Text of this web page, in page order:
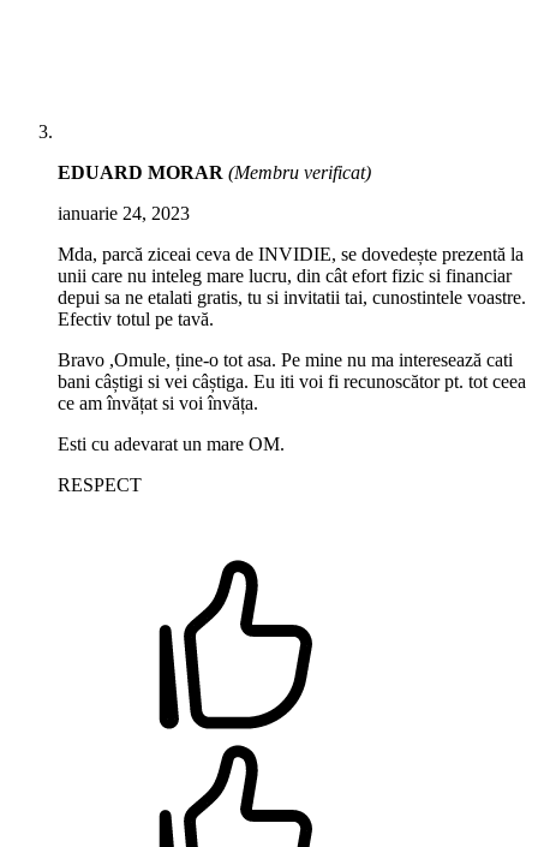
EDUARD MORAR (Membru verificat)
ianuarie 24, 2023
Mda, parcă ziceai ceva de INVIDIE, se dovedește prezentă la
unii care nu inteleg mare lucru, din cât efort fizic si financiar
depui sa ne etalati gratis, tu si invitatii tai, cunostintele voastre.
Efectiv totul pe tavă.
Bravo ,Omule, ține-o tot asa. Pe mine nu ma interesează cati
bani câștigi si vei câștiga. Eu iti voi fi recunoscător pt. tot ceea
ce am învățat si voi învăța.
Esti cu adevarat un mare OM.
RESPECT